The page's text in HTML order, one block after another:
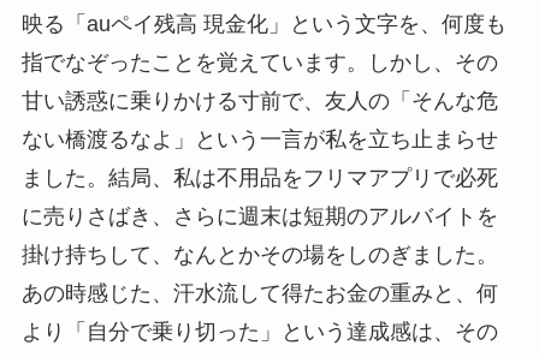
映る「auペイ残高 現金化」という文字を、何度も
指でなぞったことを覚えています。しかし、その
甘い誘惑に乗りかける寸前で、友人の「そんな危
ない橋渡るなよ」という一言が私を立ち止まらせ
ました。結局、私は不用品をフリマアプリで必死
に売りさばき、さらに週末は短期のアルバイトを
掛け持ちして、なんとかその場をしのぎました。
あの時感じた、汗水流して得たお金の重みと、何
より「自分で乗り切った」という達成感は、その